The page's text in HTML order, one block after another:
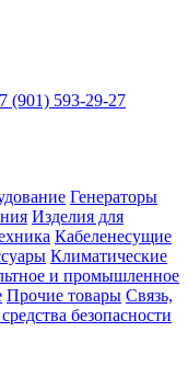
(901) 593-29-27
Генераторы
Изделия для
Кабеленесущие
Климатические
и промышленное
Прочие товары Связь,
безопасности